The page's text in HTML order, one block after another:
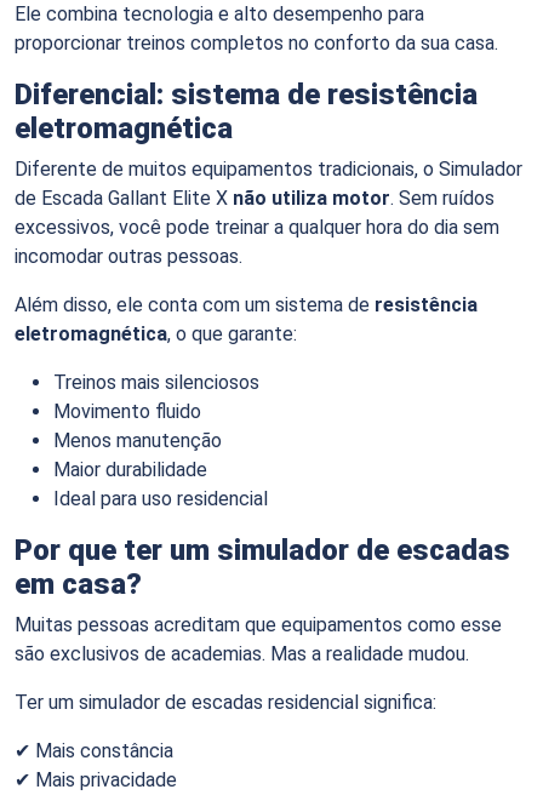
Ele combina tecnologia e alto desempenho para
proporcionar treinos completos no conforto da sua casa.
Diferencial: sistema de resistência
eletromagnética
Diferente de muitos equipamentos tradicionais, o Simulador
de Escada Gallant Elite X não utiliza motor. Sem ruídos
excessivos, você pode treinar a qualquer hora do dia sem
incomodar outras pessoas.
Além disso, ele conta com um sistema de resistência
eletromagnética, o que garante:
Treinos mais silenciosos
Movimento fluido
Menos manutenção
Maior durabilidade
Ideal para uso residencial
Por que ter um simulador de escadas
em casa?
Muitas pessoas acreditam que equipamentos como esse
são exclusivos de academias. Mas a realidade mudou.
Ter um simulador de escadas residencial significa:
✔ Mais constância
✔ Mais privacidade